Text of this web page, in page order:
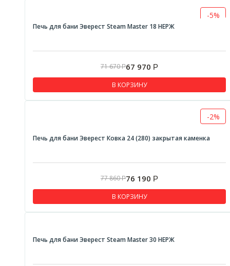
-5%
Печь для бани Эверест Steam Master 18 НЕРЖ
71 670Р67 970 Р
В КОРЗИНУ
-2%
Печь для бани Эверест Ковка 24 (280) закрытая каменка
77 860Р76 190 Р
В КОРЗИНУ
Печь для бани Эверест Steam Master 30 НЕРЖ